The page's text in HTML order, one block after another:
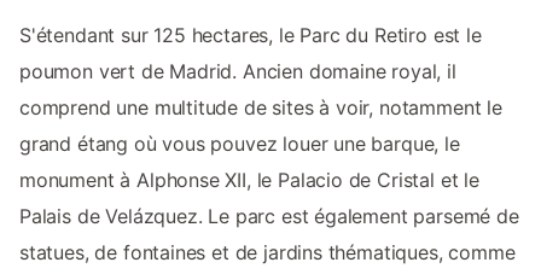
S'étendant sur 125 hectares, le Parc du Retiro est le
poumon vert de Madrid. Ancien domaine royal, il
comprend une multitude de sites à voir, notamment le
grand étang où vous pouvez louer une barque, le
monument à Alphonse XII, le Palacio de Cristal et le
Palais de Velázquez. Le parc est également parsemé de
statues, de fontaines et de jardins thématiques, comme